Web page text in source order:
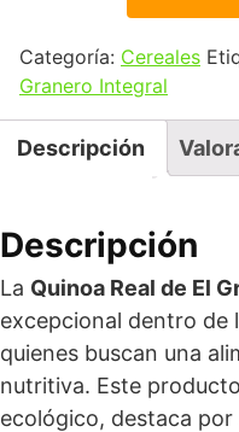
Categoría: Cereales
Granero Integral
Descripción
Descripción
La Quinoa Real de El
excepcional dentro de
quienes buscan una
nutritiva. Este
ecológico, destaca